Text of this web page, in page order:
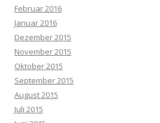
Februar 2016
Januar 2016
Dezember 2015
November 2015
Oktober 2015
September 2015
August 2015
Juli 2015